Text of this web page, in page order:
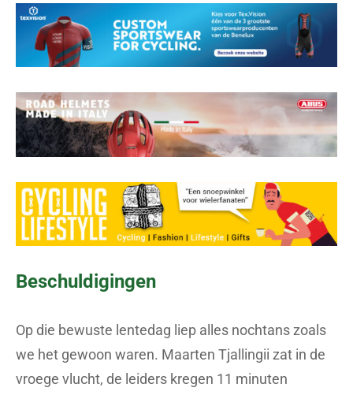
Beschuldigingen
Op die bewuste lentedag liep alles nochtans zoals
we het gewoon waren. Maarten Tjallingii zat in de
vroege vlucht, de leiders kregen 11 minuten